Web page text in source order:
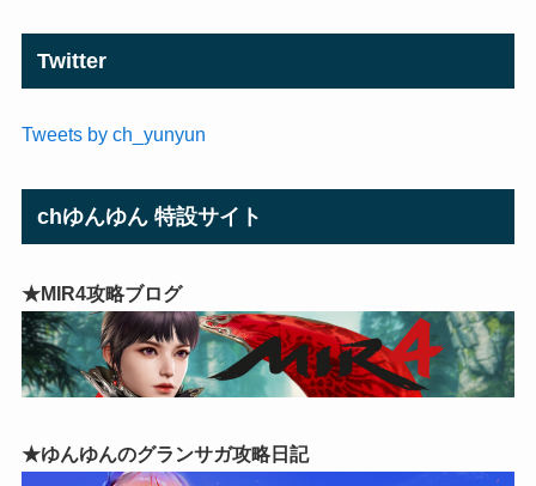
Twitter
Tweets by ch_yunyun
chゆんゆん 特設サイト
★MIR4攻略ブログ
★ゆんゆんのグランサガ攻略日記